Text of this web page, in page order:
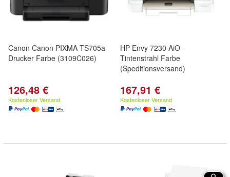
Canon Canon PIXMA TS705a
Drucker Farbe (3109C026)
126,48 €
Kostenloser Versand
HP Envy 7230 AiO -
Tintenstrahl Farbe
(Speditionsversand)
167,91 €
Kostenloser Versand